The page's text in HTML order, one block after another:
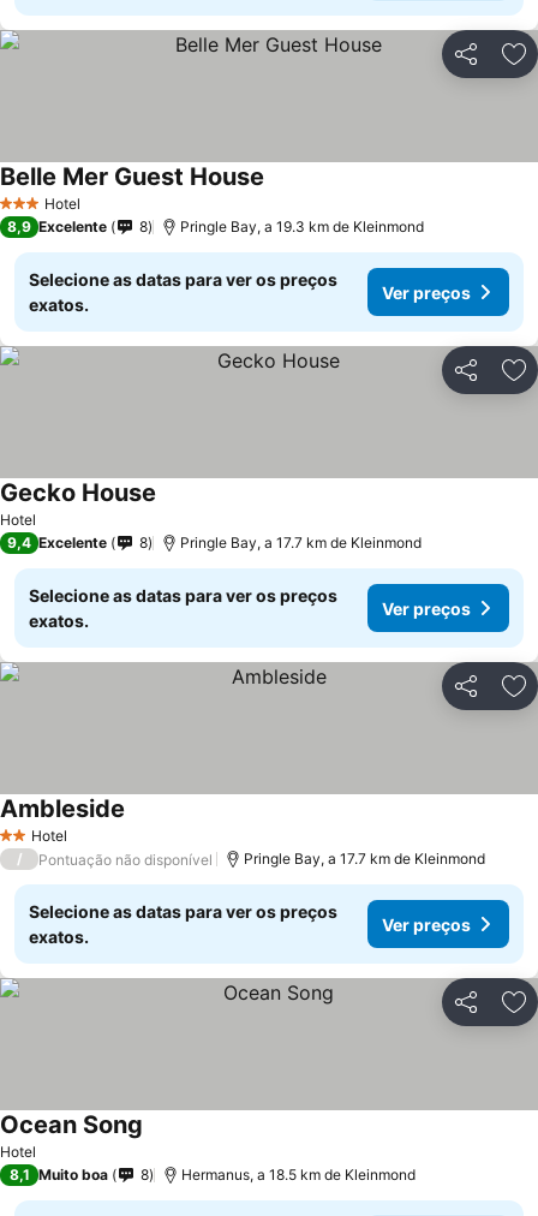
Partilhar
3 EstrelasHotel
Belle Mer Guest House
8,9 Excelente 8 Pringle Bay, a 19.3 km de Kleinmond
Selecione as datas para ver os preços
exatos.
Ver preços
Partilhar
Hotel
Gecko House
9,4 Excelente 8 Pringle Bay, a 17.7 km de Kleinmond
Selecione as datas para ver os preços
exatos.
Ver preços
Partilhar
2 Estrelas
Hotel
Ambleside
/ Pontuação não disponível Pringle Bay, a 17.7 km de Kleinmond
Selecione as datas para ver os preços
exatos.
Ver preços
Partilhar
Hotel
Ocean Song
8,1 Muito boa 8 Hermanus, a 18.5 km de Kleinmond